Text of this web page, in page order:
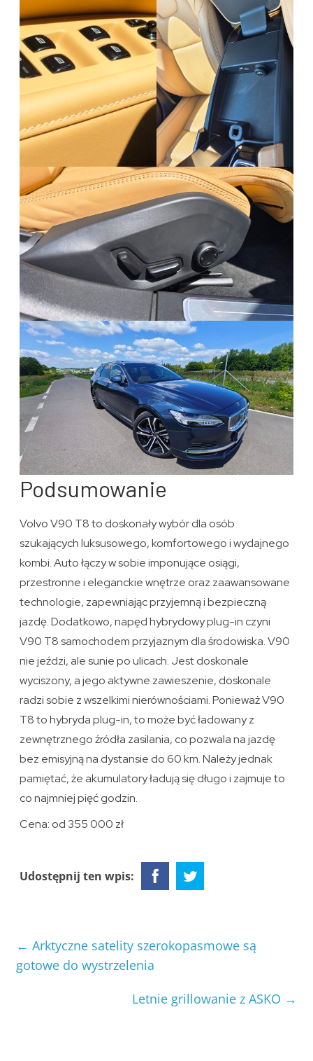
Podsumowanie
Volvo V90 T8 to doskonały wybór dla osób
szukających luksusowego, komfortowego i wydajnego
kombi. Auto łączy w sobie imponujące osiągi,
przestronne i eleganckie wnętrze oraz zaawansowane
technologie, zapewniając przyjemną i bezpieczną
jazdę. Dodatkowo, napęd hybrydowy plug-in czyni
V90 T8 samochodem przyjaznym dla środowiska. V90
nie jeździ, ale sunie po ulicach. Jest doskonale
wyciszony, a jego aktywne zawieszenie, doskonale
radzi sobie z wszelkimi nierównościami. Ponieważ V90
T8 to hybryda plug-in, to może być ładowany z
zewnętrznego źródła zasilania, co pozwala na jazdę
bez emisyjną na dystansie do 60 km. Należy jednak
pamiętać, że akumulatory ładują się długo i zajmuje to
co najmniej pięć godzin.
Cena: od 355 000 zł
Udostępnij ten wpis:
← Arktyczne satelity szerokopasmowe są
gotowe do wystrzelenia
Letnie grillowanie z ASKO →